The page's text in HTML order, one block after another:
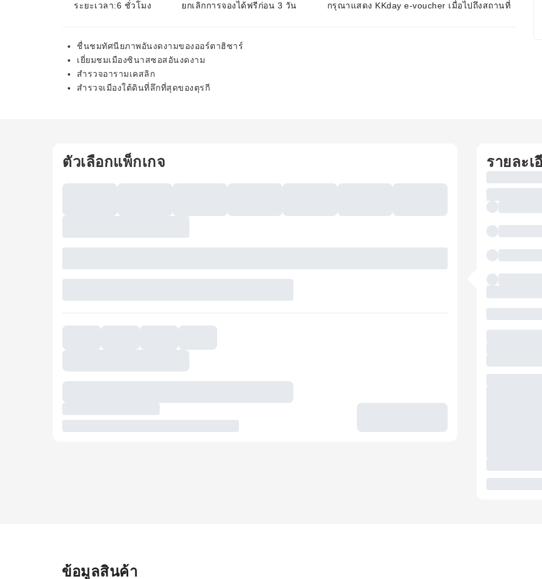
ระยะเวลา:6 ชั่วโมง ยกเลิกการจองได้ฟรีก่อน 3 วัน กรุณาแสดง KKday e-voucher เมื่อไปถึงสถานที่
ชื่นชมทัศนียภาพอันงดงามของออร์ตาฮิซาร์
เยี่ยมชมเมืองซินาสซอสอันงดงาม
สำรวจอารามเคสลิก
สำรวจเมืองใต้ดินที่ลึกที่สุดของตุรกี
ตัวเลือกแพ็กเกจ รายละเ
ข้อมูลสินค้า